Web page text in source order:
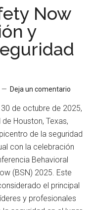
Now
y
Deja un comentario
30 de octubre de 2025,
Houston, Texas,
de la seguridad
con la celebración
Behavioral
(BSN) 2025. Este
el principal
y profesionales